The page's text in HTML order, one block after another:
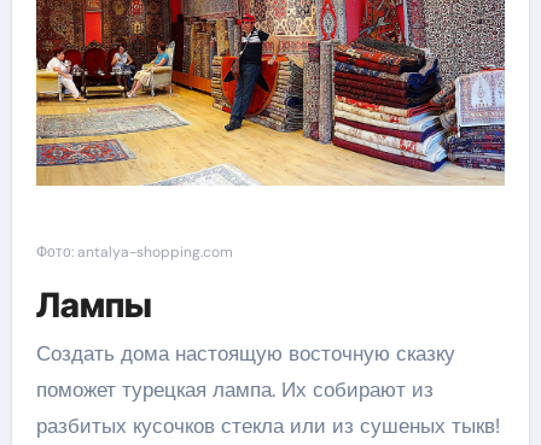
Фото: antalya-shopping.com
Лампы
Создать дома настоящую восточную сказку
поможет турецкая лампа. Их собирают из
разбитых кусочков стекла или из сушеных тыкв!